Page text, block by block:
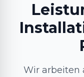
Wir arbeiten